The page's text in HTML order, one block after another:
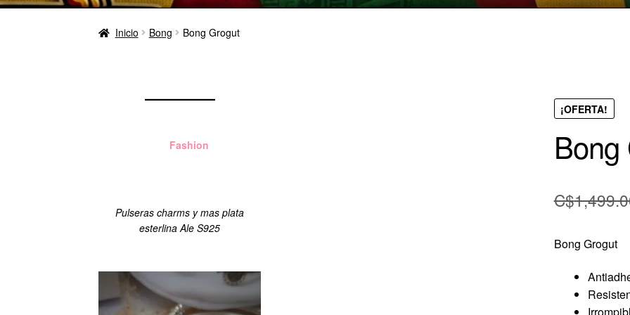
Inicio Bong Bong Grogut
¡OFERTA!
Bong
C$
Bong Grogut
Fashion
Pulseras charms y mas plata
esterlina Ale S925